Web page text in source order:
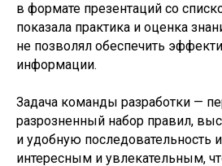
в формате презентаций со
показала практика и оценка
не позволял обеспечить
информации.
Задача команды разработки —
разрозненный набор правил,
и удобную последовательность
интересным и увлекательным,